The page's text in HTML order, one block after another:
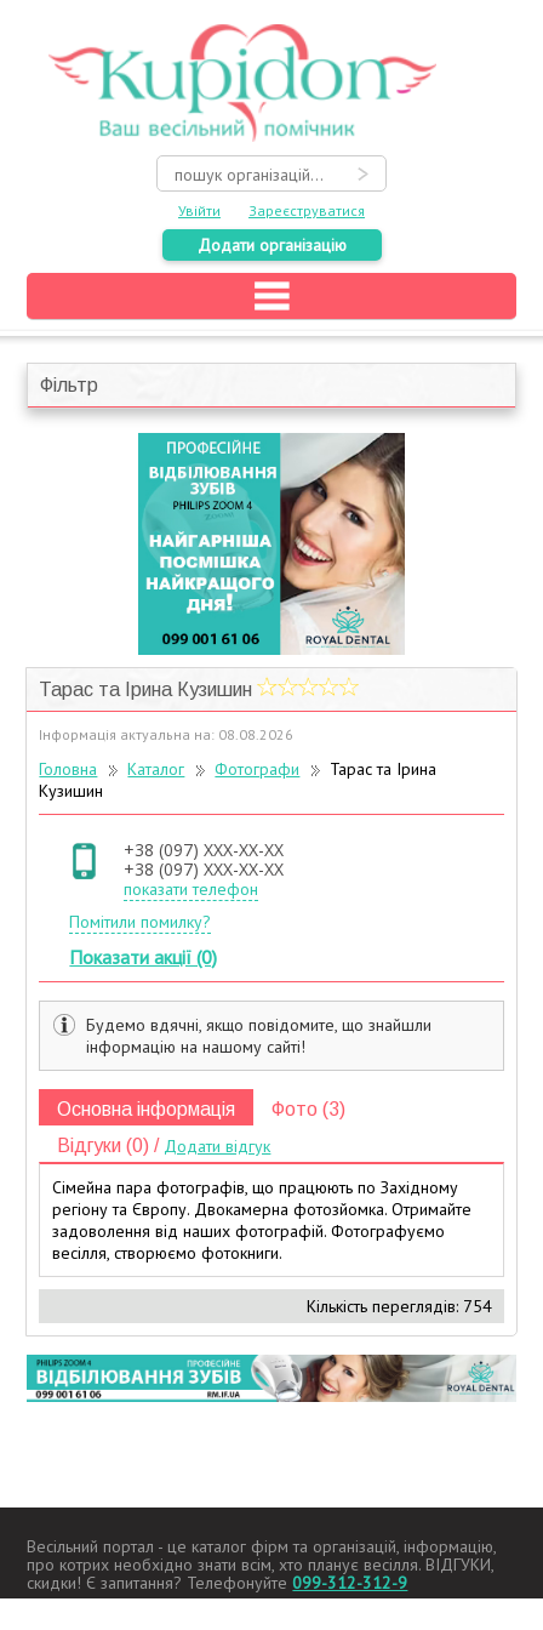
Увійти Зареєструватися
Додати організацію
Головна
Каталог
На карті
Учасники дисконтної програми
Фільтр
Тарас та Ірина Кузишин
Інформація актуальна на: 08.08.2026
Головна Каталог Фотографи
Тарас та Ірина
Кузишин
+38 (097) XXX-XX-XX
+38 (097) XXX-XX-XX
показати телефон
Помітили помилку?
Показати акції (0)
Будемо вдячні, якщо повідомите, що знайшли
інформацію на нашому сайті!
Основна інформація
Фото (3)
Відгуки (0) / Додати відгук
Сімейна пара фотографів, що працюють по Західному
регіону та Європу. Двокамерна фотозйомка. Отримайте
задоволення від наших фотографій. Фотографуємо
весілля, створюємо фотокниги.
Кількість переглядів: 754
Весільний портал - це каталог фірм та організацій, інформацію,
про котрих необхідно знати всім, хто планує весілля. ВІДГУКИ,
скидки! Є запитання? Телефонуйте099-312-312-9